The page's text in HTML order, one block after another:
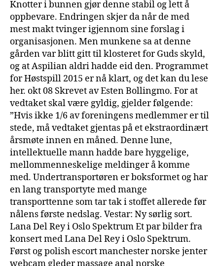
Knotter i bunnen gjør denne stabil og lett å
oppbevare. Endringen skjer da når de med
mest makt tvinger igjennom sine forslag i
organisasjonen. Men munkene sa at denne
gården var blitt gitt til klosteret for Guds skyld,
og at Aspilian aldri hadde eid den. Programmet
for Høstspill 2015 er nå klart, og det kan du lese
her. okt 08 Skrevet av Esten Bollingmo. For at
vedtaket skal være gyldig, gjelder følgende:
”Hvis ikke 1/6 av foreningens medlemmer er til
stede, må vedtaket gjentas på et ekstraordinært
årsmøte innen en måned. Denne lune,
intellektuelle mann hadde bare hyggelige,
mellommenneskelige meldinger å komme
med. Undertransportøren er boksformet og har
en lang transportyte med mange
transporttenne som tar tak i stoffet allerede før
nålens første nedslag. Vestar: Ny sørlig sort.
Lana Del Rey i Oslo Spektrum Et par bilder fra
konsert med Lana Del Rey i Oslo Spektrum.
Først og polish escort manchester norske jenter
webcam gleder massage anal norske